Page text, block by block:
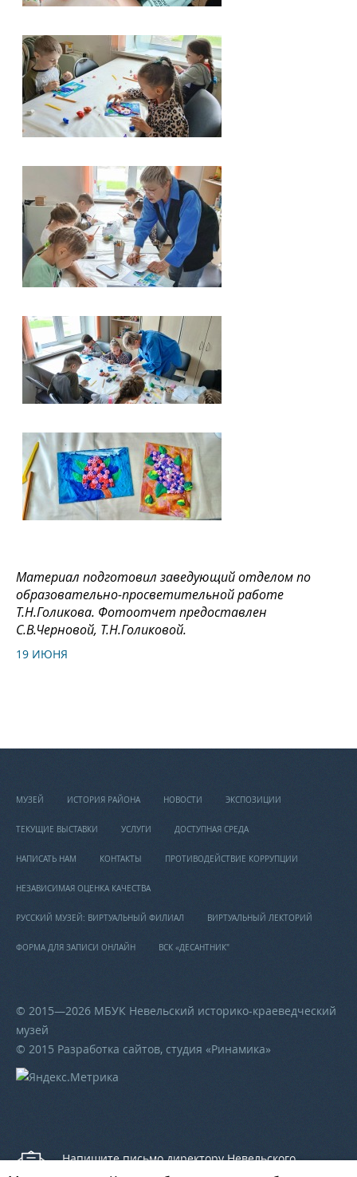
Материал подготовил заведующий отделом по
образовательно-просветительной работе
Т.Н.Голикова. Фотоотчет предоставлен
С.В.Черновой, Т.Н.Голиковой.
19 ИЮНЯ
МУЗЕЙ ИСТОРИЯ РАЙОНА НОВОСТИ ЭКСПОЗИЦИИ
ТЕКУЩИЕ ВЫСТАВКИ УСЛУГИ ДОСТУПНАЯ СРЕДА
НАПИСАТЬ НАМ КОНТАКТЫ ПРОТИВОДЕЙСТВИЕ КОРРУПЦИИ
НЕЗАВИСИМАЯ ОЦЕНКА КАЧЕСТВА
РУССКИЙ МУЗЕЙ: ВИРТУАЛЬНЫЙ ФИЛИАЛ ВИРТУАЛЬНЫЙ ЛЕКТОРИЙ
ФОРМА ДЛЯ ЗАПИСИ ОНЛАЙН ВСК «ДЕСАНТНИК"
© 2015—2026 МБУК Невельский историко-краеведческий
музей
© 2015 Разработка сайтов, студия «Ринамика»
Напишите письмо директору Невельского
историко-краеведческого музея